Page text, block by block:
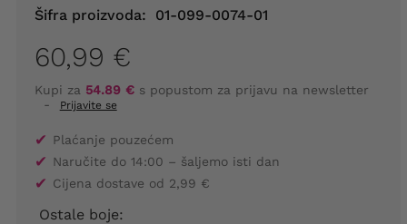
Šifra proizvoda: 01-099-0074-01
60,99 €
Kupi za 54.89 €s popustom za prijavu na newsletter
-
Prijavite se
✔ Plaćanje pouzećem
✔ Naručite do 14:00 – šaljemo isti dan
✔ Cijena dostave od 2,99 €
Ostale boje: